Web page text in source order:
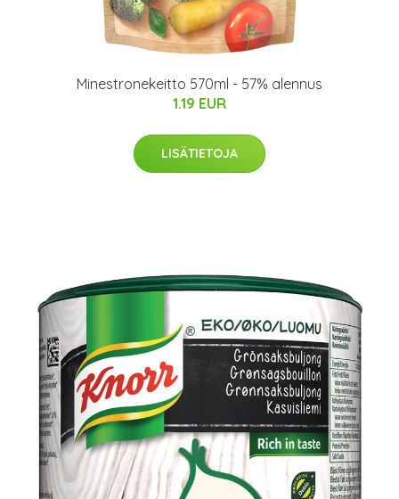
Minestronekeitto 570ml - 57% alennus
1.19 EUR
LISÄTIETOJA